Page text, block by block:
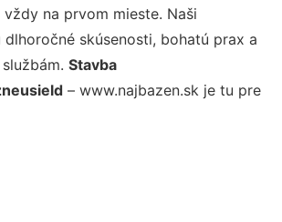
na prvom mieste. Naši
skúsenosti, bohatú prax a
Stavba
– www.najbazen.sk je tu pre